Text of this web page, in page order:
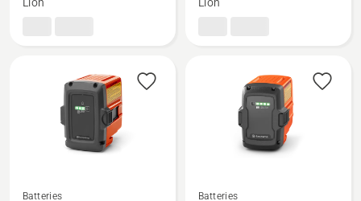
BLi200X,
Lion
BLi300,
Lion
Batteries Batteries